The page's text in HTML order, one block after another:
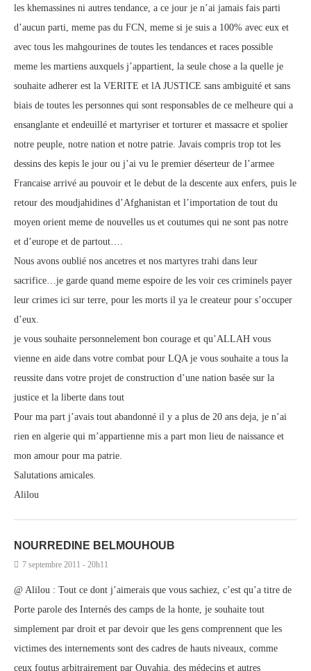
les khemassines ni autres tendance, a ce jour je n’ai jamais fais parti
d’aucun parti, meme pas du FCN, meme si je suis a 100% avec eux et
avec tous les mahgourines de toutes les tendances et races possible
meme les martiens auxquels j’appartient, la seule chose a la quelle je
souhaite adherer est la VERITE et lA JUSTICE sans ambiguité et sans
biais de toutes les personnes qui sont responsables de ce melheure qui a
ensanglante et endeuillé et martyriser et torturer et massacre et spolier
notre peuple, notre nation et notre patrie. Javais compris trop tot les
dessins des kepis le jour ou j’ai vu le premier déserteur de l’armee
Francaise arrivé au pouvoir et le debut de la descente aux enfers, puis le
retour des moudjahidines d’Afghanistan et l’importation de tout du
moyen orient meme de nouvelles us et coutumes qui ne sont pas notre
et d’europe et de partout….
Nous avons oublié nos ancetres et nos martyres trahi dans leur
sacrifice…je garde quand meme espoire de les voir ces criminels payer
leur crimes ici sur terre, pour les morts il ya le createur pour s’occuper
d’eux.
je vous souhaite personnelement bon courage et qu’ALLAH vous
vienne en aide dans votre combat pour LQA je vous souhaite a tous la
reussite dans votre projet de construction d’une nation basée sur la
justice et la liberte dans tout
Pour ma part j’avais tout abandonné il y a plus de 20 ans deja, je n’ai
rien en algerie qui m’appartienne mis a part mon lieu de naissance et
mon amour pour ma patrie.
Salutations amicales.
Alilou
NOURREDINE BELMOUHOUB
7 septembre 2011 - 20h11
@ Alilou : Tout ce dont j’aimerais que vous sachiez, c’est qu’a titre de
Porte parole des Internés des camps de la honte, je souhaite tout
simplement par droit et par devoir que les gens comprennent que les
victimes des internements sont des cadres de hauts niveaux, comme
ceux foutus arbitrairement par Ouyahia, des médecins et autres